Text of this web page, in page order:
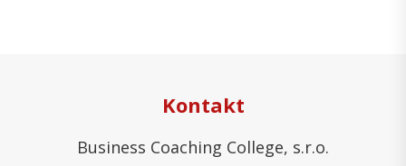
Kontakt
Business Coaching College, s.r.o.